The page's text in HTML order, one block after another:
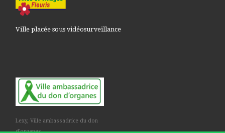
Ville placée sous vidéosurveillance
Lexy, Ville ambassadrice du don
d'organes